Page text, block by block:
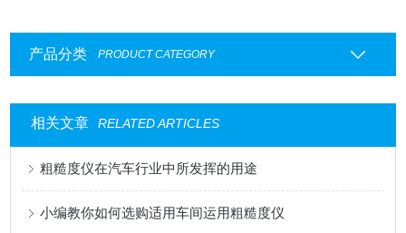
产品分类 PRODUCT CATEGORY
相关文章 RELATED ARTICLES
粗糙度仪在汽车行业中所发挥的用途
小编教你如何选购适用车间运用粗糙度仪